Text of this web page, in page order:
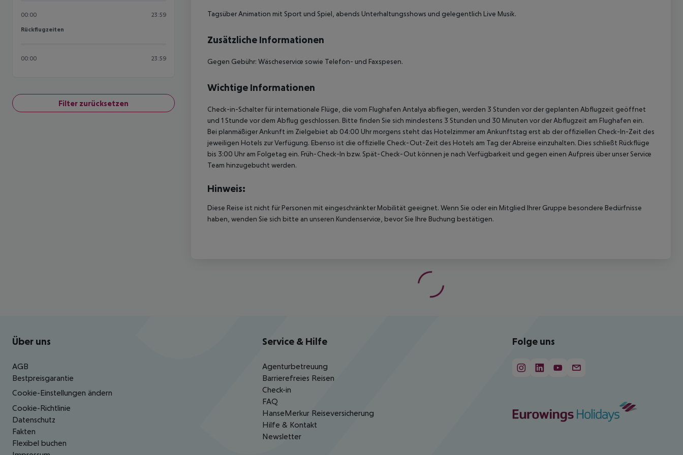
00:00 23:59
Rückflugzeiten
Rückflugzeiten
00:00 23:59
Filter zurücksetzen
Tagsüber Animation mit Sport und Spiel, abends Unterhaltungsshows und gelegentlich Live Musik.
Zusätzliche Informationen
Gegen Gebühr: Wäscheservice sowie Telefon- und Faxspesen.
Wichtige Informationen
Check-in-Schalter für internationale Flüge, die vom Flughafen Antalya abfliegen, werden 3 Stunden vor der geplanten Abflugzeit geöffnet
und 1 Stunde vor dem Abflug geschlossen. Bitte finden Sie sich mindestens 3 Stunden und 30 Minuten vor der Abflugzeit am Flughafen ein.
Bei planmäßiger Ankunft im Zielgebiet ab 04:00 Uhr morgens steht das Hotelzimmer am Ankunftstag erst ab der offiziellen Check-In-Zeit des
jeweiligen Hotels zur Verfügung. Ebenso ist die offizielle Check-Out-Zeit des Hotels am Tag der Abreise einzuhalten. Dies schließt Rückflüge
bis 3:00 Uhr am Folgetag ein. Früh-Check-In bzw. Spät-Check-Out können je nach Verfügbarkeit und gegen einen Aufpreis über unser Service
Team hinzugebucht werden.
Hinweis:
Diese Reise ist nicht für Personen mit eingeschränkter Mobilität geeignet. Wenn Sie oder ein Mitglied Ihrer Gruppe besondere Bedürfnisse
haben, wenden Sie sich bitte an unseren Kundenservice, bevor Sie Ihre Buchung bestätigen.
Footer navigation
Über uns
AGB
Bestpreisgarantie
Cookie-Einstellungen ändern
Cookie-Richtlinie
Datenschutz
Fakten
Flexibel buchen
Service & Hilfe
Agenturbetreuung
Barrierefreies Reisen
Check-in
FAQ
HanseMerkur Reiseversicherung
Hilfe & Kontakt
Newsletter
Folge uns